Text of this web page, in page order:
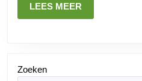
LEES MEER
MEER
Zoeken